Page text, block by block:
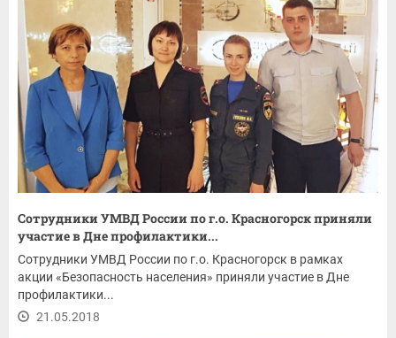
Сотрудники УМВД России по г.о. Красногорск приняли
участие в Дне профилактики...
Сотрудники УМВД России по г.о. Красногорск в рамках
акции «Безопасность населения» приняли участие в Дне
профилактики...
21.05.2018